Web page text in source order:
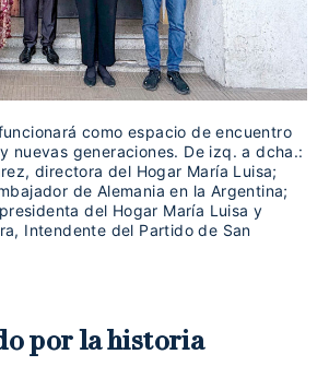
como espacio de encuentro
nuevas generaciones. De izq. a dcha.:
directora del Hogar María Luisa;
de Alemania en la Argentina;
del Hogar María Luisa y
Intendente del Partido de San
por la historia